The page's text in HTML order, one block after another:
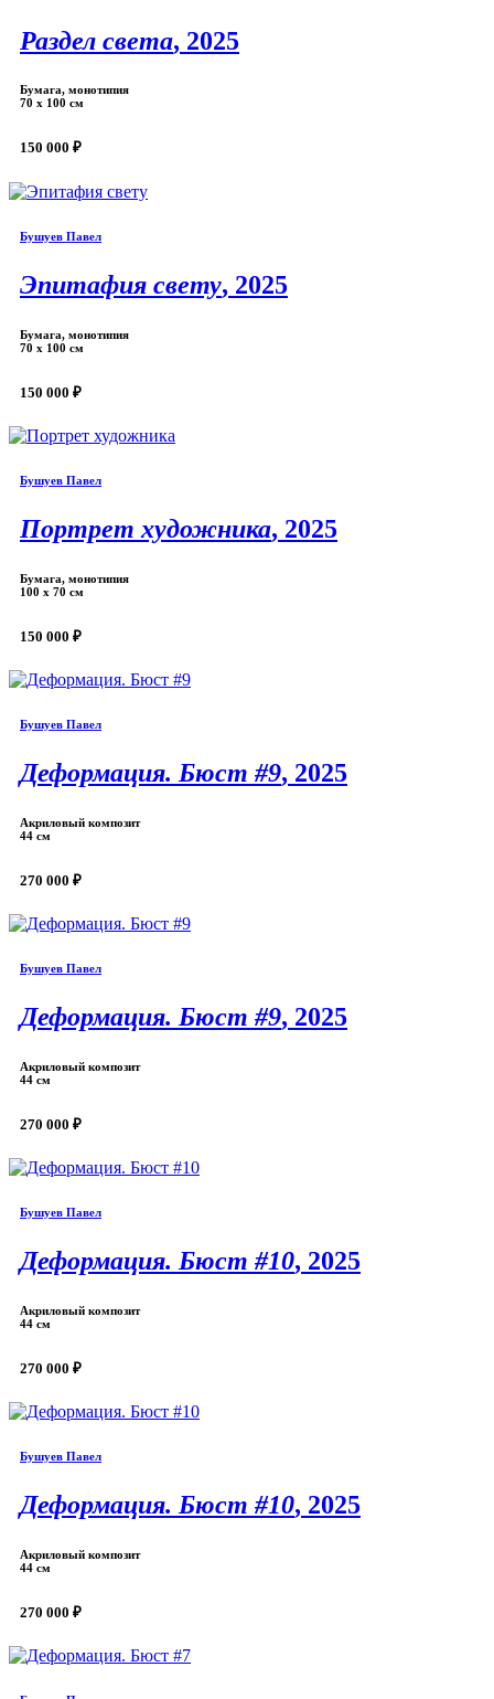
Раздел света, 2025
Бумага, монотипия
70 х 100 см
150 000 ₽
Бушуев Павел
Эпитафия свету, 2025
Бумага, монотипия
70 х 100 см
150 000 ₽
Бушуев Павел
Портрет художника, 2025
Бумага, монотипия
100 х 70 см
150 000 ₽
Бушуев Павел
Деформация. Бюст #9, 2025
Акриловый композит
44 см
270 000 ₽
Бушуев Павел
Деформация. Бюст #9, 2025
Акриловый композит
44 см
270 000 ₽
Бушуев Павел
Деформация. Бюст #10, 2025
Акриловый композит
44 см
270 000 ₽
Бушуев Павел
Деформация. Бюст #10, 2025
Акриловый композит
44 см
270 000 ₽